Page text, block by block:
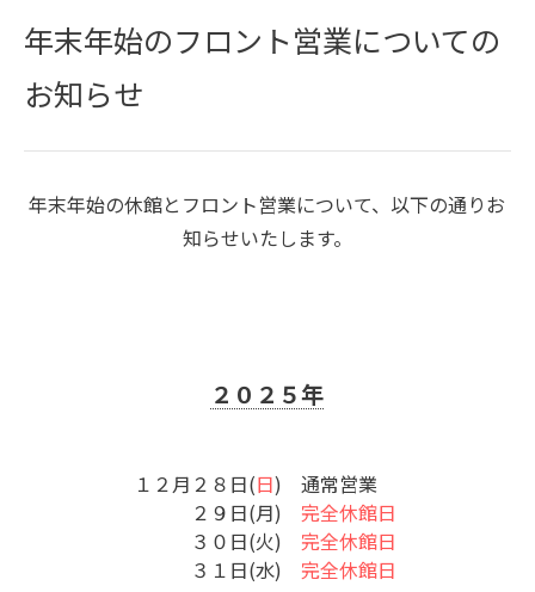
年末年始のフロント営業についての
お知らせ
年末年始の休館とフロント営業について、以下の通りお
知らせいたします。
２０２５年
１２月２８日(日) 通常営業
２９日(月) 完全休館日
３０日(火) 完全休館日
３１日(水) 完全休館日